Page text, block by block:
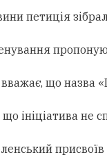
петиція
що назва
ініціатива